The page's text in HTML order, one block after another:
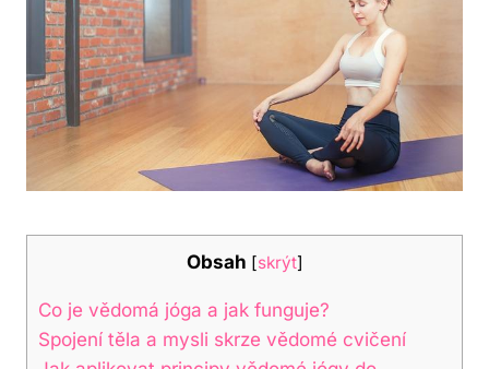
Obsah [skrýt]
Co je vědomá jóga a jak funguje?
Spojení těla a mysli skrze vědomé cvičení